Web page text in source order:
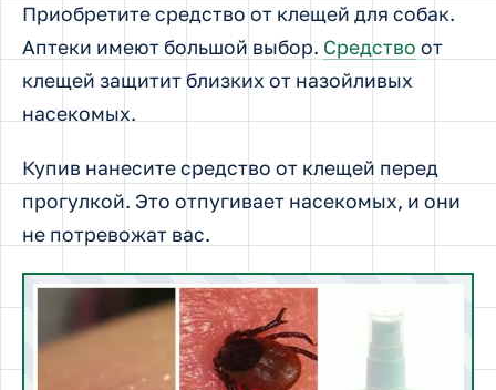
Приобретите средство от клещей для собак.
Аптеки имеют большой выбор. Средство от
клещей защитит близких от назойливых
насекомых.
Купив нанесите средство от клещей перед
прогулкой. Это отпугивает насекомых, и они
не потревожат вас.